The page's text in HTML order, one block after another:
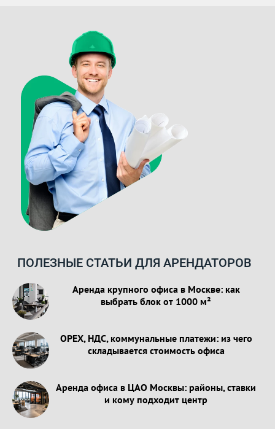
ПОЛЕЗНЫЕ СТАТЬИ ДЛЯ АРЕНДАТОРОВ
Аренда крупного офиса в Москве: как
выбрать блок от 1000 м²
OPEX, НДС, коммунальные платежи: из чего
складывается стоимость офиса
Аренда офиса в ЦАО Москвы: районы, ставки
и кому подходит центр